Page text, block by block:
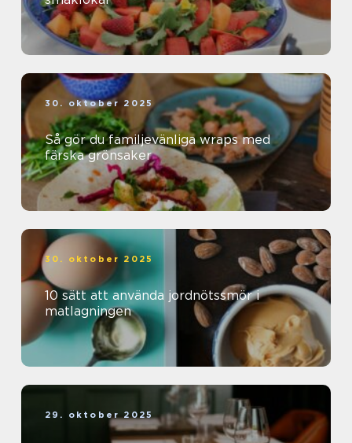
30. oktober 2025
Så gör du familjevänliga wraps med
färska grönsaker
30. oktober 2025
10 sätt att använda jordnötssmör i
matlagningen
29. oktober 2025